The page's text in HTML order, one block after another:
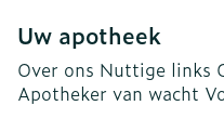
Uw apotheek
Over ons Nuttige links
Apotheker van wacht